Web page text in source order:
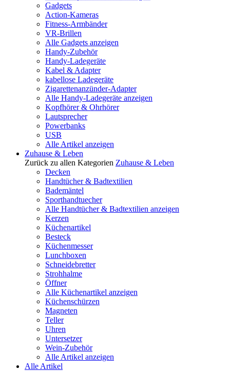
Gadgets
Action-Kameras
Fitness-Armbänder
VR-Brillen
Alle Gadgets anzeigen
Handy-Zubehör
Handy-Ladegeräte
Kabel & Adapter
kabellose Ladegeräte
Zigarettenanzünder-Adapter
Alle Handy-Ladegeräte anzeigen
Kopfhörer & Ohrhörer
Lautsprecher
Powerbanks
USB
Alle Artikel anzeigen
Zuhause & Leben
Zurück zu allen Kategorien Zuhause & Leben
Decken
Handtücher & Badtextilien
Bademäntel
Sporthandtuecher
Alle Handtücher & Badtextilien anzeigen
Kerzen
Küchenartikel
Besteck
Küchenmesser
Lunchboxen
Schneidebretter
Strohhalme
Öffner
Alle Küchenartikel anzeigen
Küchenschürzen
Magneten
Teller
Uhren
Untersetzer
Wein-Zubehör
Alle Artikel anzeigen
Alle Artikel